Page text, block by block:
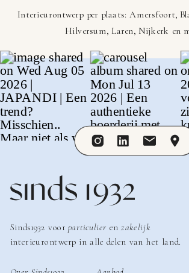
Sinds1932 voorparticulier enzakelijk
interieurontwerp in alle delen van het land.
Interieurontwerp per plaats: Amersfoort,
Hilversum, Laren, Nijkerk en